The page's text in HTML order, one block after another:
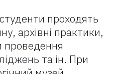
проходять
архівні практики,
проведення
та ін. При